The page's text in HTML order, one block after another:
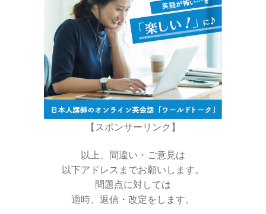
に関する事実を実験検証】
F・W・マイスナー
【ベルリン生まれの物理学者｜磁性を使って超
電導現象を説明】
G・R・キルヒホフ
【反射熱と放射エネルギーと電気回路でそれぞ
れ法則を確立】
【スポンサーリンク】
以上、間違い・ご意見は
以下アドレスまでお願いします。
問題点に対しては
適時、返信・改定をします。